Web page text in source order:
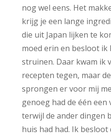
nog wel eens. Het
krijg je een lange
die uit Japan lijken te
moed erin en besloot ik
struinen. Daar kwam ik
recepten tegen, maar
sprongen er voor mij
genoeg had de één een
terwijl de ander dingen
huis had had. Ik